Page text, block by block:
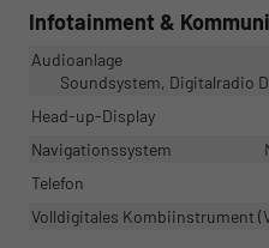
Infotainment &
Audioanlage
Soundsystem, Digitalradio
Head-up-Display
Navigationssystem
Telefon
Volldigitales Kombiinstrument